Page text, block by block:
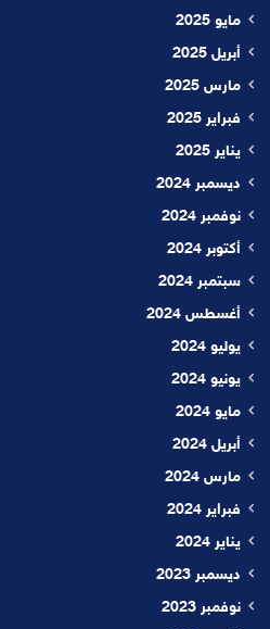
مايو 2025
أبريل 2025
مارس 2025
فبراير 2025
يناير 2025
ديسمبر 2024
نوفمبر 2024
أكتوبر 2024
سبتمبر 2024
أغسطس 2024
يوليو 2024
يونيو 2024
مايو 2024
أبريل 2024
مارس 2024
فبراير 2024
يناير 2024
ديسمبر 2023
نوفمبر 2023